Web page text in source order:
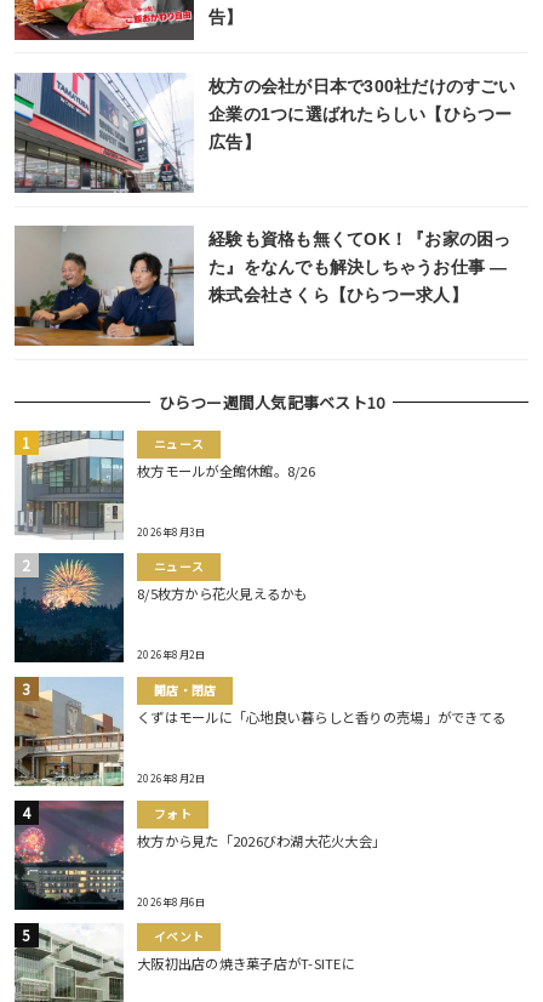
告】
枚方の会社が日本で300社だけのすごい
企業の1つに選ばれたらしい【ひらつー
広告】
経験も資格も無くてOK！『お家の困っ
た』をなんでも解決しちゃうお仕事 ―
株式会社さくら【ひらつー求人】
ひらつー週間人気記事ベスト10
ニュース
枚方モールが全館休館。8/26
2026年8月3日
ニュース
8/5枚方から花火見えるかも
2026年8月2日
開店・閉店
くずはモールに「心地良い暮らしと香りの売場」ができてる
2026年8月2日
フォト
枚方から見た「2026びわ湖大花火大会」
2026年8月6日
イベント
大阪初出店の焼き菓子店がT-SITEに